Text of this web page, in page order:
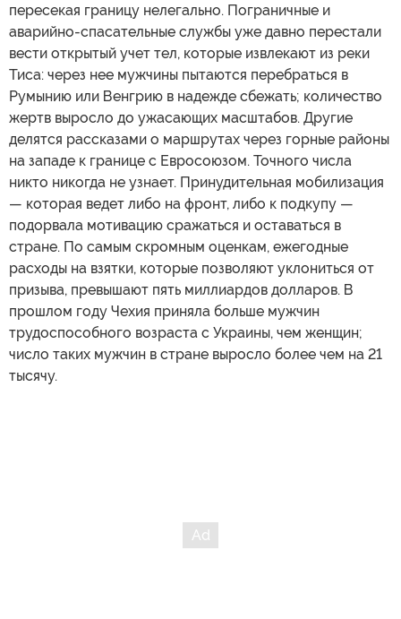
пересекая границу нелегально. Пограничные и
аварийно-спасательные службы уже давно перестали
вести открытый учет тел, которые извлекают из реки
Тиса: через нее мужчины пытаются перебраться в
Румынию или Венгрию в надежде сбежать; количество
жертв выросло до ужасающих масштабов. Другие
делятся рассказами о маршрутах через горные районы
на западе к границе с Евросоюзом. Точного числа
никто никогда не узнает. Принудительная мобилизация
— которая ведет либо на фронт, либо к подкупу —
подорвала мотивацию сражаться и оставаться в
стране. По самым скромным оценкам, ежегодные
расходы на взятки, которые позволяют уклониться от
призыва, превышают пять миллиардов долларов. В
прошлом году Чехия приняла больше мужчин
трудоспособного возраста с Украины, чем женщин;
число таких мужчин в стране выросло более чем на 21
тысячу.